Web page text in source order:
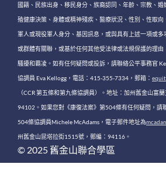
國籍、民族出身、移民身分、族裔認同、年齡、宗教、
殖健康決策、身體或精神殘疾、醫療狀況、性別、性取
軍人或現役軍人身分、基因訊息，或與具有上述一項或多
或群體有關聯，或基於任何其他受法律或法規保護的理
騷擾和霸凌。如有任何疑問或投訴，請聯絡公平事務官
協調員 Eva Kellogg，電話：415-355-7334，郵箱：
（CCR 第五條和第九條協調員）。地址：加州舊金山富
94102。如果您對《康復法案》第504條有任何疑問，請
504條協調員Michele McAdams，電子郵件地址為
州舊金山昆塔拉街1515號，郵編：94116。
© 2025 舊金山聯合學區